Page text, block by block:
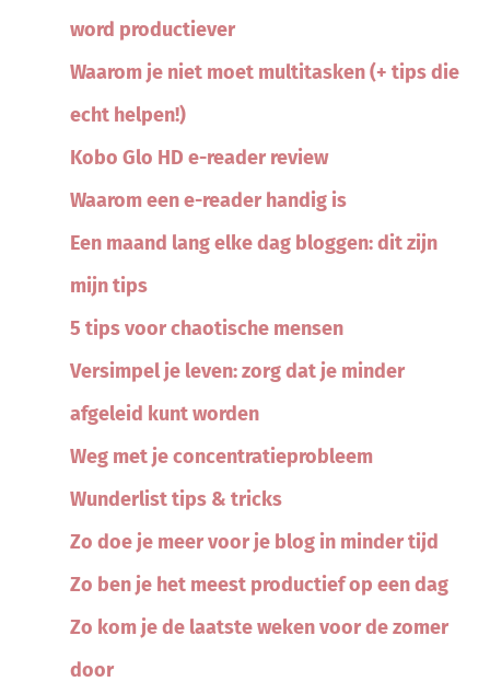
word productiever
Waarom je niet moet multitasken (+ tips die
echt helpen!)
Kobo Glo HD e-reader review
Waarom een e-reader handig is
Een maand lang elke dag bloggen: dit zijn
mijn tips
5 tips voor chaotische mensen
Versimpel je leven: zorg dat je minder
afgeleid kunt worden
Weg met je concentratieprobleem
Wunderlist tips & tricks
Zo doe je meer voor je blog in minder tijd
Zo ben je het meest productief op een dag
Zo kom je de laatste weken voor de zomer
door